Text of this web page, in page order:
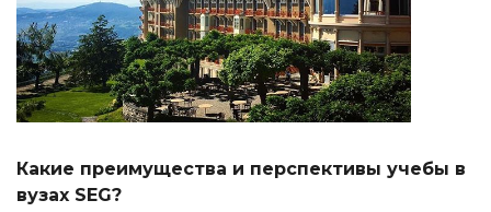
Какие преимущества и перспективы учебы в
вузах SEG?